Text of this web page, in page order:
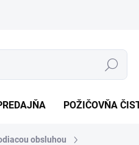
Hľadať
POŽIČOVŇA
obsluhou